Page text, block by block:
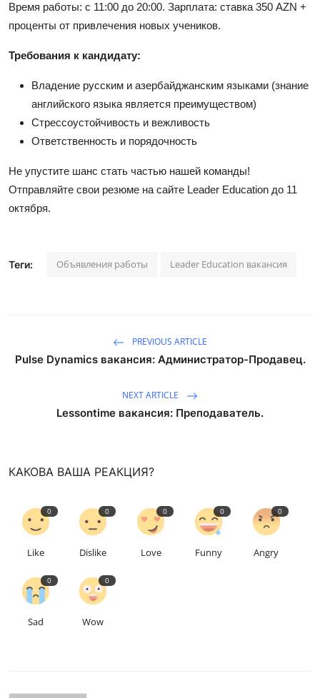
Время работы: с 11:00 до 20:00. Зарплата: ставка 350 AZN +
проценты от привлечения новых учеников.
Требования к кандидату:
Владение русским и азербайджанским языками (знание
английского языка является преимуществом)
Стрессоустойчивость и вежливость
Ответственность и порядочность
Не упустите шанс стать частью нашей команды!
Отправляйте свои резюме на сайте Leader Education до 11
октября.
Теги: Объявления работы Leader Education вакансия
PREVIOUS ARTICLE
Pulse Dynamics вакансия: Администратор-Продавец.
NEXT ARTICLE
Lessontime вакансия: Преподаватель.
КАКОВА ВАША РЕАКЦИЯ?
0
Like
0
Dislike
0
Love
0
Funny
0
Angry
0
Sad
0
Wow